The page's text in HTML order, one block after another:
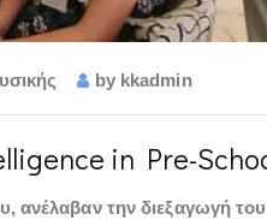
by kkadmin
in Pre-
ανέλαβαν την διεξαγωγή